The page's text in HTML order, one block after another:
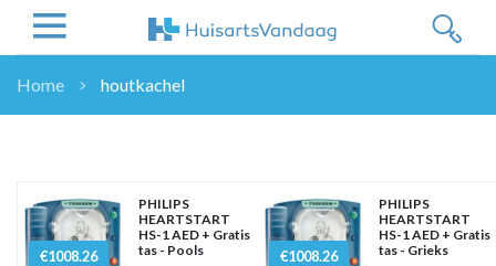
WETENSCHAP
ZORGVERZEKERAARS
Home houtkachel
€1008.26
PHILIPS
HEARTSTART
HS-1 AED + Gratis
tas - Pools
€1008.26
PHILIPS
HEARTSTART
HS-1 AED + Gratis
tas - Grieks